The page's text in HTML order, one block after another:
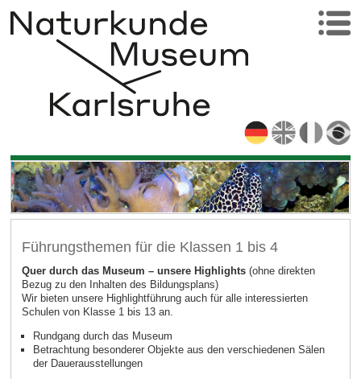
Führungsthemen für die Klassen 1 bis 4
Quer durch das Museum – unsere Highlights (ohne direkten
Bezug zu den Inhalten des Bildungsplans)
Wir bieten unsere Highlightführung auch für alle interessierten
Schulen von Klasse 1 bis 13 an.
Rundgang durch das Museum
Betrachtung besonderer Objekte aus den verschiedenen Sälen
der Dauerausstellungen